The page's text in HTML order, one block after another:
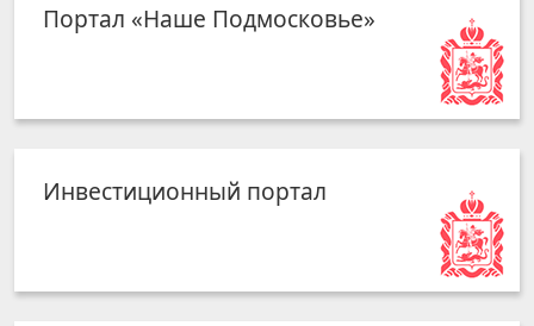
Портал «Наше Подмосковье»
Инвестиционный портал